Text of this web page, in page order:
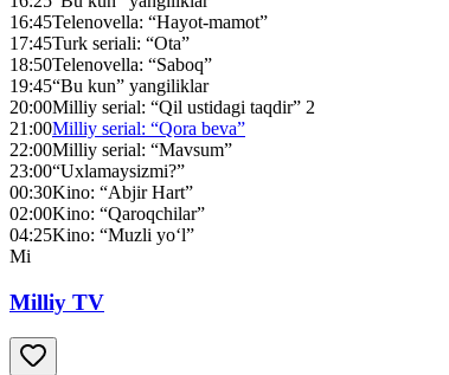
16:45Telenovella: “Hayot-mamot”
17:45Turk seriali: “Ota”
18:50Telenovella: “Saboq”
19:45“Bu kun” yangiliklar
20:00Milliy serial: “Qil ustidagi taqdir” 2
21:00Milliy serial: “Qora beva”
22:00Milliy serial: “Mavsum”
23:00“Uxlamaysizmi?”
00:30Kino: “Abjir Hart”
02:00Kino: “Qaroqchilar”
04:25Kino: “Muzli yo‘l”
Mi
Milliy TV